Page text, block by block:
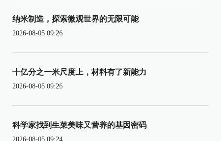
纳米制造，探索微观世界的无限可能
2026-08-05 09:26
十亿分之一米尺度上，材料有了新能力
2026-08-05 09:26
科学家找到生菜美味又营养的基因密码
2026-08-05 09:24